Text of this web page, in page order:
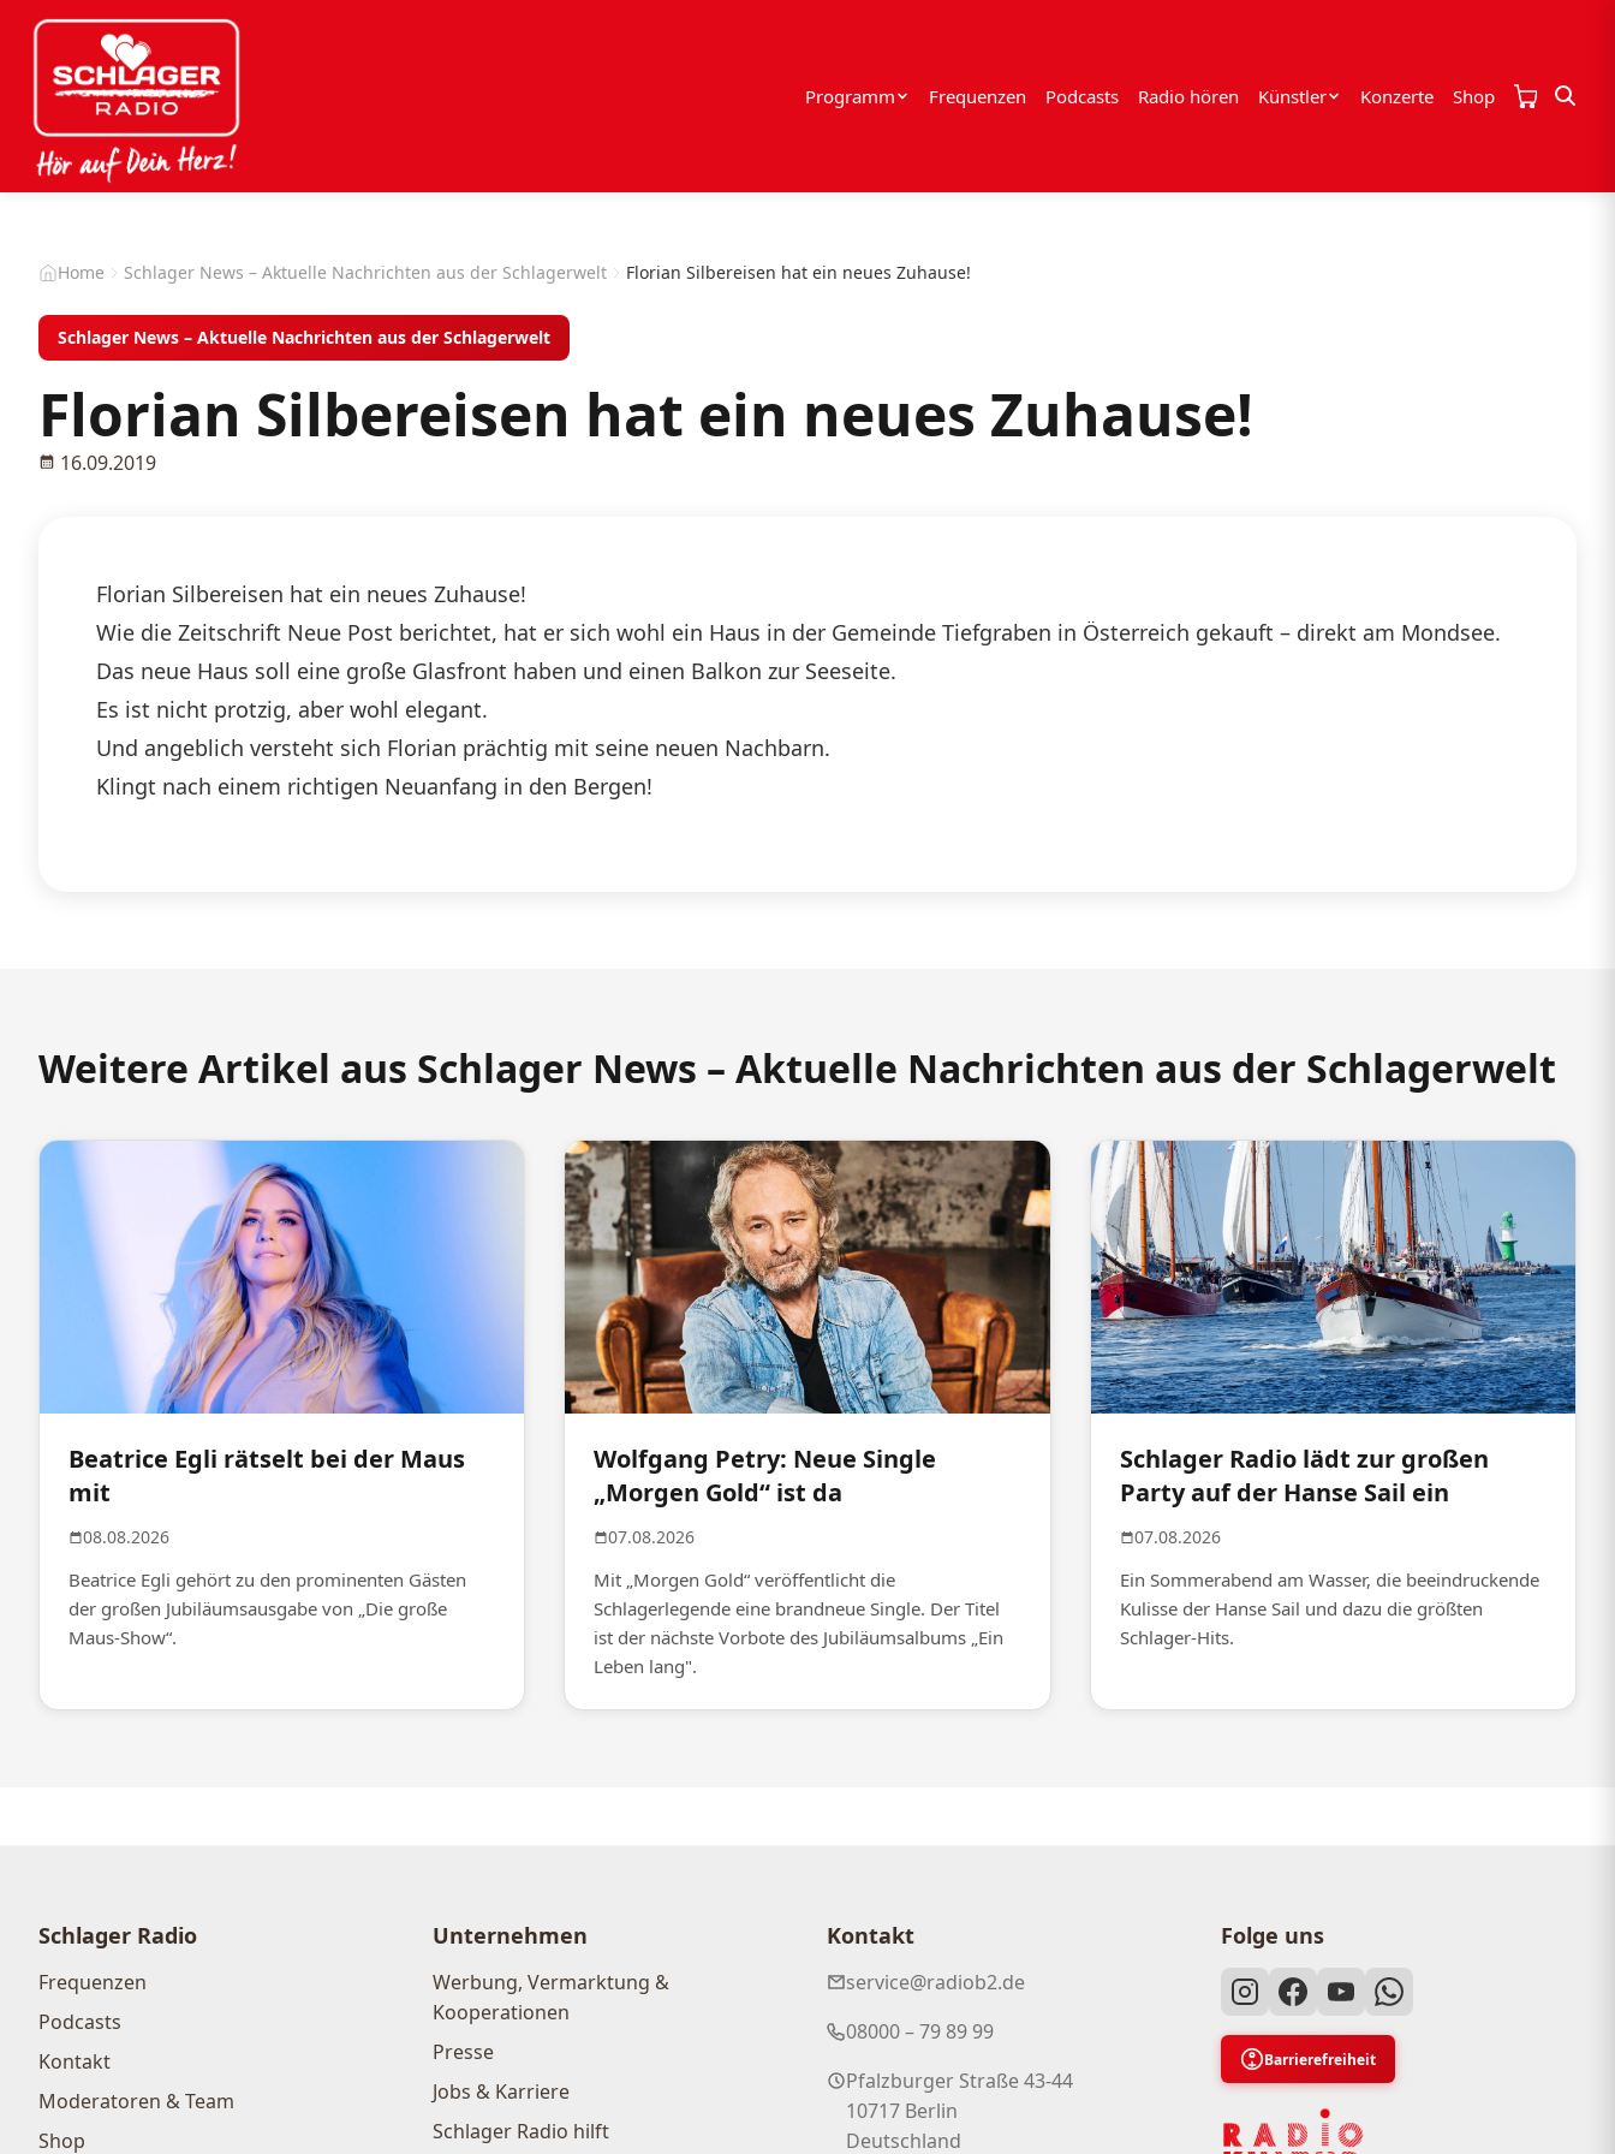
Programm Frequenzen Podcasts Radio hören Künstler Konzerte Shop
Home Schlager News – Aktuelle Nachrichten aus der Schlagerwelt Florian Silbereisen hat ein neues Zuhause!
Schlager News – Aktuelle Nachrichten aus der Schlagerwelt
Florian Silbereisen hat ein neues Zuhause!
16.09.2019
Florian Silbereisen hat ein neues Zuhause!
Wie die Zeitschrift Neue Post berichtet, hat er sich wohl ein Haus in der Gemeinde Tiefgraben in Österreich gekauft – direkt am Mondsee.
Das neue Haus soll eine große Glasfront haben und einen Balkon zur Seeseite.
Es ist nicht protzig, aber wohl elegant.
Und angeblich versteht sich Florian prächtig mit seine neuen Nachbarn.
Klingt nach einem richtigen Neuanfang in den Bergen!
Weitere Artikel aus Schlager News – Aktuelle Nachrichten aus der Schlagerwelt
Beatrice Egli rätselt bei der Maus
mit
08.08.2026
Beatrice Egli gehört zu den prominenten Gästen
der großen Jubiläumsausgabe von „Die große
Maus-Show“.
Wolfgang Petry: Neue Single
„Morgen Gold“ ist da
07.08.2026
Mit „Morgen Gold“ veröffentlicht die
Schlagerlegende eine brandneue Single. Der Titel
ist der nächste Vorbote des Jubiläumsalbums „Ein
Leben lang".
Schlager Radio lädt zur großen
Party auf der Hanse Sail ein
07.08.2026
Ein Sommerabend am Wasser, die beeindruckende
Kulisse der Hanse Sail und dazu die größten
Schlager-Hits.
Schlager Radio
Frequenzen
Podcasts
Kontakt
Moderatoren & Team
Shop
Unternehmen
Werbung, Vermarktung &
Kooperationen
Presse
Jobs & Karriere
Schlager Radio hilft
Kontakt
service@radiob2.de
08000 – 79 89 99
Pfalzburger Straße 43-44
10717 Berlin
Deutschland
Folge uns
Barrierefreiheit